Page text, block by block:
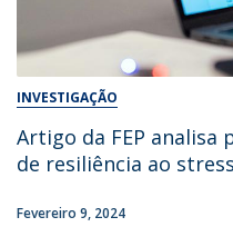
INVESTIGAÇÃO
Artigo da FEP analisa
de resiliência ao
Fevereiro 9, 2024